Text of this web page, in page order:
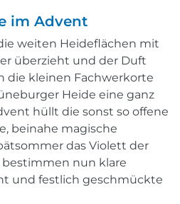
im Advent
weiten Heideflächen mit
überzieht und der Duft
die kleinen Fachwerkorte
Heide eine ganz
hüllt die sonst so offene
beinahe magische
das Violett der
nun klare
und festlich geschmückte